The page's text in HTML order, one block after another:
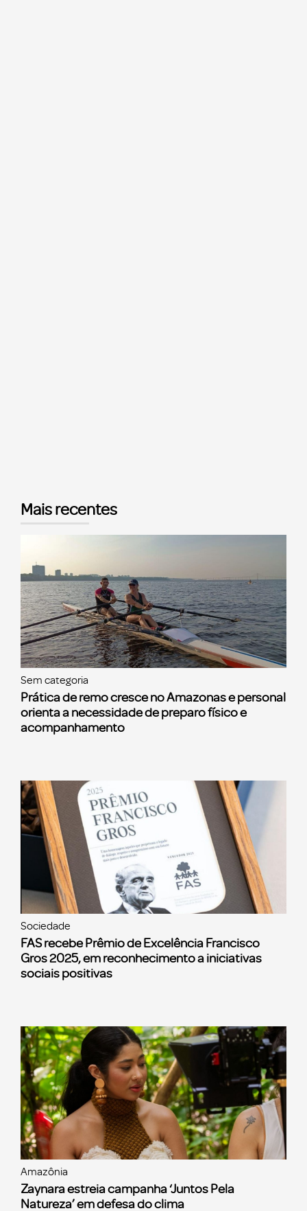
Mais recentes
Sem categoria
Prática de remo cresce no Amazonas e personal
orienta a necessidade de preparo físico e
acompanhamento
Sociedade
FAS recebe Prêmio de Excelência Francisco
Gros 2025, em reconhecimento a iniciativas
sociais positivas
Amazônia
Zaynara estreia campanha ‘Juntos Pela
Natureza’ em defesa do clima